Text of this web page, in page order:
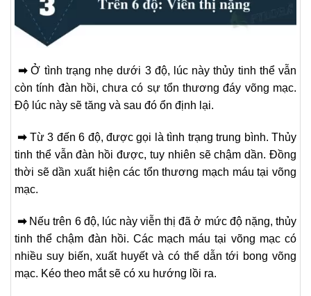
➡Ở tình trạng nhẹ dưới 3 độ, lúc này thủy tinh thể vẫn
còn tính đàn hồi, chưa có sự tổn thương đáy võng mạc.
Độ lúc này sẽ tăng và sau đó ổn định lại.
➡Từ 3 đến 6 độ, được gọi là tình trạng trung bình. Thủy
tinh thể vẫn đàn hồi được, tuy nhiên sẽ chậm dần. Đồng
thời sẽ dần xuất hiện các tổn thương mạch máu tại võng
mạc.
➡Nếu trên 6 độ, lúc này viễn thị đã ở mức độ nặng, thủy
tinh thể chậm đàn hồi. Các mạch máu tại võng mạc có
nhiều suy biến, xuất huyết và có thể dẫn tới bong võng
mạc. Kéo theo mắt sẽ có xu hướng lồi ra.